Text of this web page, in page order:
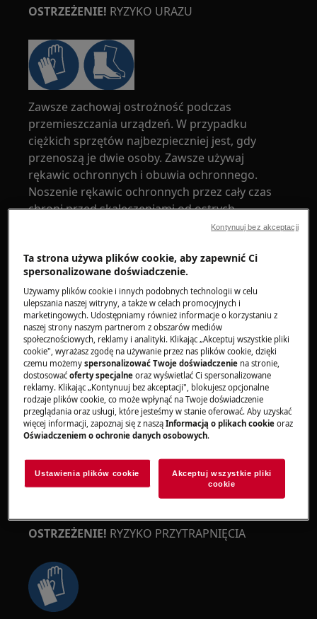
OSTRZEŻENIE! RYZYKO URAZU
Zawsze zachowaj ostrożność podczas
przemieszczania urządzeń. W przypadku
ciężkich sprzętów najbezpieczniej jest, gdy
przenoszą je dwie osoby. Zawsze używaj
rękawic ochronnych i obuwia ochronnego.
Noszenie rękawic ochronnych przez cały czas
chroni przed skaleczeniami od ostrych
OSTRZEŻENIE!RYZYKO USZKODZENIA OCZU
Należy nosić okulary ochronne podczas
wykonywania prac konserwacyjnych lub
naprawczych związanych ze sprężynami.
OSTRZEŻENIE! RYZYKO PRZYTRAPNIĘCIA
Ta strona używa plików cookie, aby zapewnić Ci
spersonalizowane doświadczenie.
Używamy plików cookie i innych podobnych technologii w celu
ulepszania naszej witryny, a także w celach promocyjnych i
marketingowych. Udostępniamy również informacje o korzystaniu z
naszej strony naszym partnerom z obszarów mediów
społecznościowych, reklamy i analityki. Klikając „Akceptuj wszystkie pliki
cookie", wyrażasz zgodę na używanie przez nas plików cookie, dzięki
czemu możemyspersonalizować Twoje doświadczenie na stronie,
dostosowaćoferty specjalne oraz wyświetlać Ci spersonalizowane
reklamy. Klikając „Kontynuuj bez akceptacji", blokujesz opcjonalne
rodzaje plików cookie, co może wpłynąć na Twoje doświadczenie
przeglądania oraz usługi, które jesteśmy w stanie oferować. Aby uzyskać
więcej informacji, zapoznaj się z nasząInformacją o plikach cookie oraz
Oświadczeniem o ochronie danych osobowych.
Ustawienia plików cookie
Akceptuj wszystkie pliki
cookie
Kontynuuj bez akceptacji